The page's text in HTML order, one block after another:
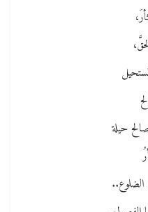
حيلة
الضلوع..